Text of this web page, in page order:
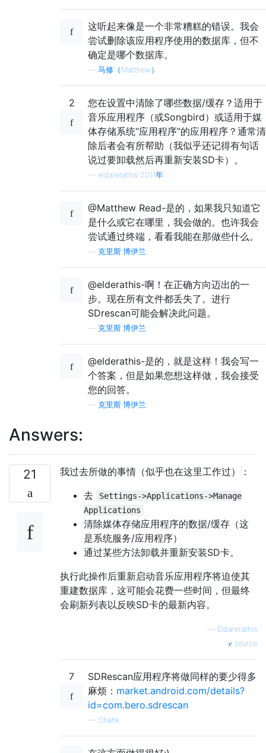
这听起来像是一个非常糟糕的错误。我会
尝试删除该应用程序使用的数据库，但不
确定是哪个数据库。
马修（Matthew）
2
您在设置中清除了哪些数据/缓存？适用于
音乐应用程序（或Songbird）或适用于媒
体存储系统“应用程序”的应用程序？通常清
除后者会有所帮助（我似乎还记得有句话
说过要卸载然后再重新安装SD卡）。
eldarerathis 2011年
@Matthew Read-是的，如果我只知道它
是什么或它在哪里，我会做的。也许我会
尝试通过终端，看看我能在那做些什么。
克里斯·博伊兰
@elderathis-啊！在正确方向迈出的一
步。现在所有文件都丢失了。进行
SDrescan可能会解决此问题。
克里斯·博伊兰
@elderathis-是的，就是这样！我会写一
个答案，但是如果您想这样做，我会接受
您的回答。
克里斯·博伊兰
Answers:
21
我过去所做的事情（似乎也在这里工作过）：
去
Settings->Applications->Manage
Applications
清除媒体存储应用程序的数据/缓存（这
是系统服务/应用程序）
通过某些方法卸载并重新安装SD卡。
执行此操作后重新启动音乐应用程序将迫使其
重建数据库，这可能会花费一些时间，但最终
会刷新列表以反映SD卡的最新内容。
— Eldarerathis
source
7
SDRescan应用程序将做同样的要少得多
麻烦： market.android.com/details?
id=com.bero.sdrescan
— Chahk